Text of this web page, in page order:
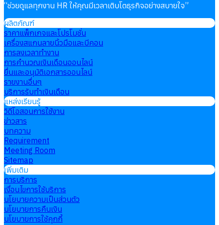
“ช่วยดูแลทุกงาน HR ให้คุณมีเวลาเติบโตธุรกิจอย่างสบายใจ”
ผลิตภัณฑ์
ราคาแพ็กเกจและโปรโมชั่น
เครื่องสแกนลายนิ้วมือและบีคอน
การลงเวลาทำงาน
การคำนวณเงินเดือนออนไลน์
ยื่นและอนุมัติเอกสารออนไลน์
รายงานอื่นๆ
บริการรับทำเงินเดือน
แหล่งเรียนรู้
วิดีโอสอนการใช้งาน
ข่าวสาร
บทความ
Requirement
Meeting Room
Sitemap
เพิ่มเติม
การบริการ
เงื่อนไขการใช้บริการ
นโยบายความเป็นส่วนตัว
นโยบายการคืนเงิน
นโยบายการใช้คุกกี้